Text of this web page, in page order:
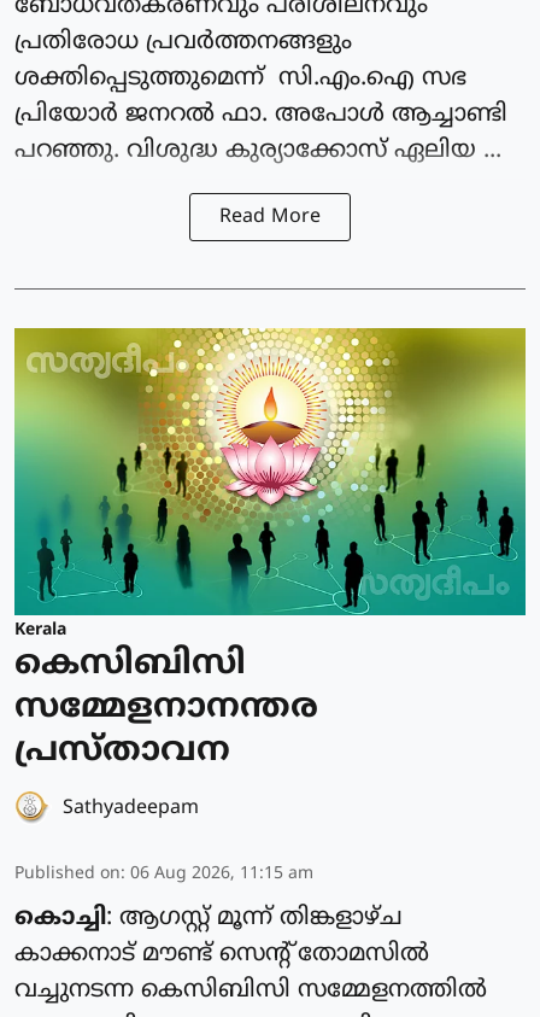
ബോധവത്കരണവും പരിശീലനവും
പ്രതിരോധ പ്രവർത്തനങ്ങളും
ശക്തിപ്പെടുത്തുമെന്ന് സി.എം.ഐ സഭ
പ്രിയോർ ജനറൽ ഫാ. അപോൾ ആച്ചാണ്ടി
പറഞ്ഞു. വിശുദ്ധ കുര്യാക്കോസ് ഏലിയ ...
Read More
Kerala
കെസിബിസി
സമ്മേളനാനന്തര
പ്രസ്താവന
Sathyadeepam
Published on: 06 Aug 2026, 11:15 am
കൊച്ചി: ആഗസ്റ്റ് മൂന്ന് തിങ്കളാഴ്ച
കാക്കനാട് മൗണ്ട് സെന്റ് തോമസില്‍
വച്ചുനടന്ന കെസിബിസി സമ്മേളനത്തില്‍